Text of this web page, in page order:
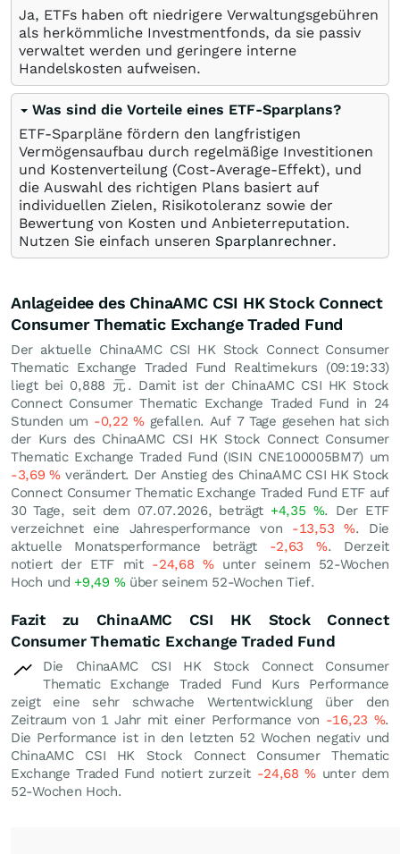
Ja, ETFs haben oft niedrigere Verwaltungsgebühren
als herkömmliche Investmentfonds, da sie passiv
verwaltet werden und geringere interne
Handelskosten aufweisen.
Was sind die Vorteile eines ETF-Sparplans?
ETF-Sparpläne fördern den langfristigen
Vermögensaufbau durch regelmäßige Investitionen
und Kostenverteilung (Cost-Average-Effekt), und
die Auswahl des richtigen Plans basiert auf
individuellen Zielen, Risikotoleranz sowie der
Bewertung von Kosten und Anbieterreputation.
Nutzen Sie einfach unseren Sparplanrechner.
Anlageidee des ChinaAMC CSI HK Stock Connect
Consumer Thematic Exchange Traded Fund
Der aktuelle ChinaAMC CSI HK Stock Connect Consumer
Thematic Exchange Traded Fund Realtimekurs (09:19:33)
liegt bei 0,888 元. Damit ist der ChinaAMC CSI HK Stock
Connect Consumer Thematic Exchange Traded Fund in 24
Stunden um -0,22%gefallen. Auf 7 Tage gesehen hat sich
der Kurs des ChinaAMC CSI HK Stock Connect Consumer
Thematic Exchange Traded Fund (ISIN CNE100005BM7) um
-3,69% verändert. Der Anstieg des ChinaAMC CSI HK Stock
Connect Consumer Thematic Exchange Traded Fund ETF auf
30 Tage, seit dem 07.07.2026, beträgt +4,35 %. Der ETF
verzeichnet eine Jahresperformance von -13,53 %. Die
aktuelle Monatsperformance beträgt -2,63 %. Derzeit
notiert der ETF mit -24,68 %unter seinem 52-Wochen
Hoch und +9,49 %über seinem 52-Wochen Tief.
Fazit zu ChinaAMC CSI HK Stock Connect
Consumer Thematic Exchange Traded Fund
Die ChinaAMC CSI HK Stock Connect Consumer
Thematic Exchange Traded Fund Kurs Performance
zeigt eine sehr schwache Wertentwicklung über den
Zeitraum von 1 Jahr mit einer Performance von -16,23 %.
Die Performance ist in den letzten 52 Wochen negativ und
ChinaAMC CSI HK Stock Connect Consumer Thematic
Exchange Traded Fund notiert zurzeit -24,68% unter dem
52-Wochen Hoch.